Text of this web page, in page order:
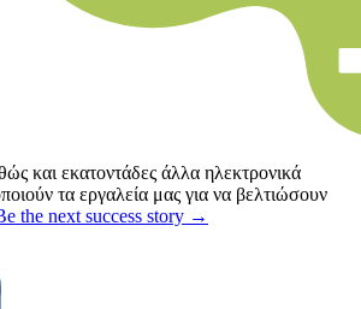
και εκατοντάδες άλλα ηλεκτρονικά
τα εργαλεία μας για να βελτιώσουν
the next success story →